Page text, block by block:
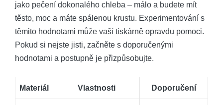
jako pečení dokonalého chleba – málo a budete mít
těsto, moc a máte spálenou krustu. Experimentování s
těmito hodnotami může vaší tiskárně opravdu pomoci.
Pokud si nejste jisti, začněte s doporučenými
hodnotami a postupně je přizpůsobujte.
Materiál Vlastnosti Doporučení